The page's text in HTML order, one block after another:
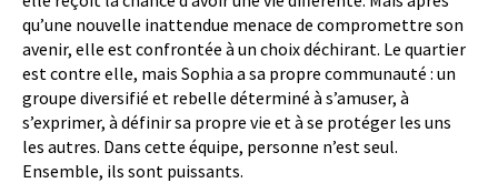
qu’une nouvelle inattendue menace de compromettre son
avenir, elle est confrontée à un choix déchirant. Le quartier
est contre elle, mais Sophia a sa propre communauté : un
groupe diversifié et rebelle déterminé à s’amuser, à
s’exprimer, à définir sa propre vie et à se protéger les uns
les autres. Dans cette équipe, personne n’est seul.
Ensemble, ils sont puissants.